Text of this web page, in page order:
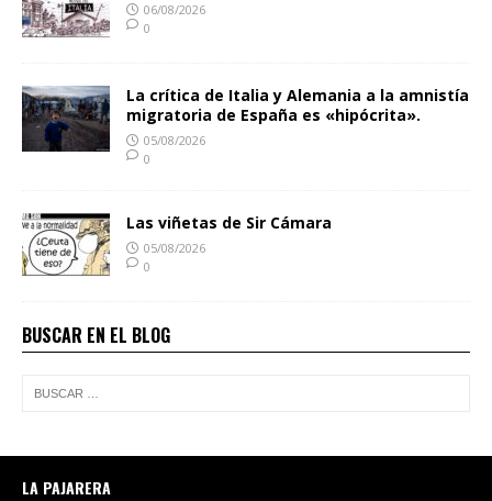
06/08/2026
0
La crítica de Italia y Alemania a la amnistía
migratoria de España es «hipócrita».
05/08/2026
0
Las viñetas de Sir Cámara
05/08/2026
0
BUSCAR EN EL BLOG
LA PAJARERA